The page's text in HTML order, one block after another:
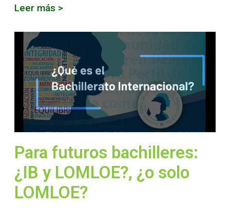
Leer más >
Para futuros bachilleres:
¿IB y LOMLOE?, ¿o solo
LOMLOE?